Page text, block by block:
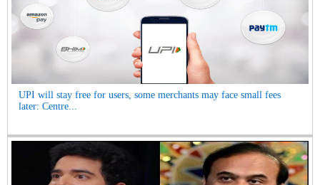
UPI will stay free for users, some merchants may face small fees
later: Centre...